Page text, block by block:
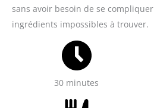
sans avoir besoin de se
ingrédients impossibles à trouver.
30 minutes